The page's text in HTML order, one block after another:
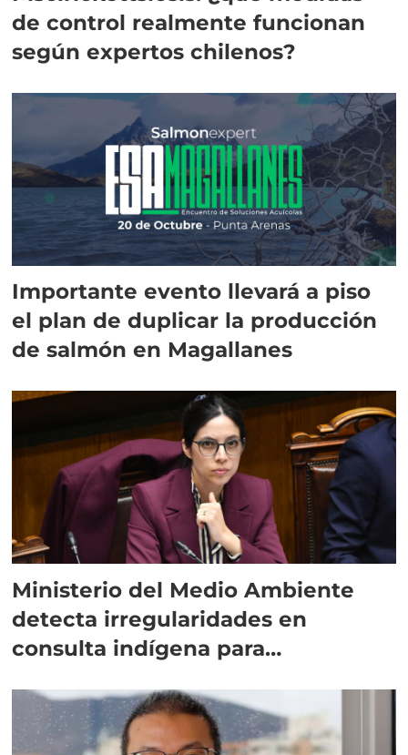
de control realmente funcionan
según expertos chilenos?
Importante evento llevará a piso
el plan de duplicar la producción
de salmón en Magallanes
Ministerio del Medio Ambiente
detecta irregularidades en
consulta indígena para